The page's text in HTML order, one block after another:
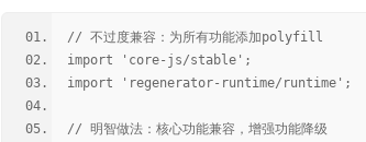
// 不过度兼容：为所有功能添加polyfill
import 'core-js/stable';
import 'regenerator-runtime/runtime';
// 明智做法：核心功能兼容，增强功能降级